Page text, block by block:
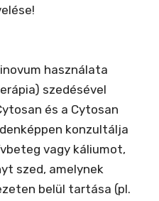
használata
szedésével
és a Cytosan
konzultálja
vagy káliumot,
szed, amelynek
belül tartása (pl.